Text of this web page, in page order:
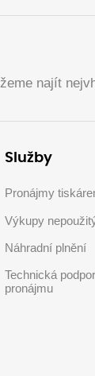
najít
Služby
Pronájmy
Výkupy
Náhradní plnění
Technická
pronájmu